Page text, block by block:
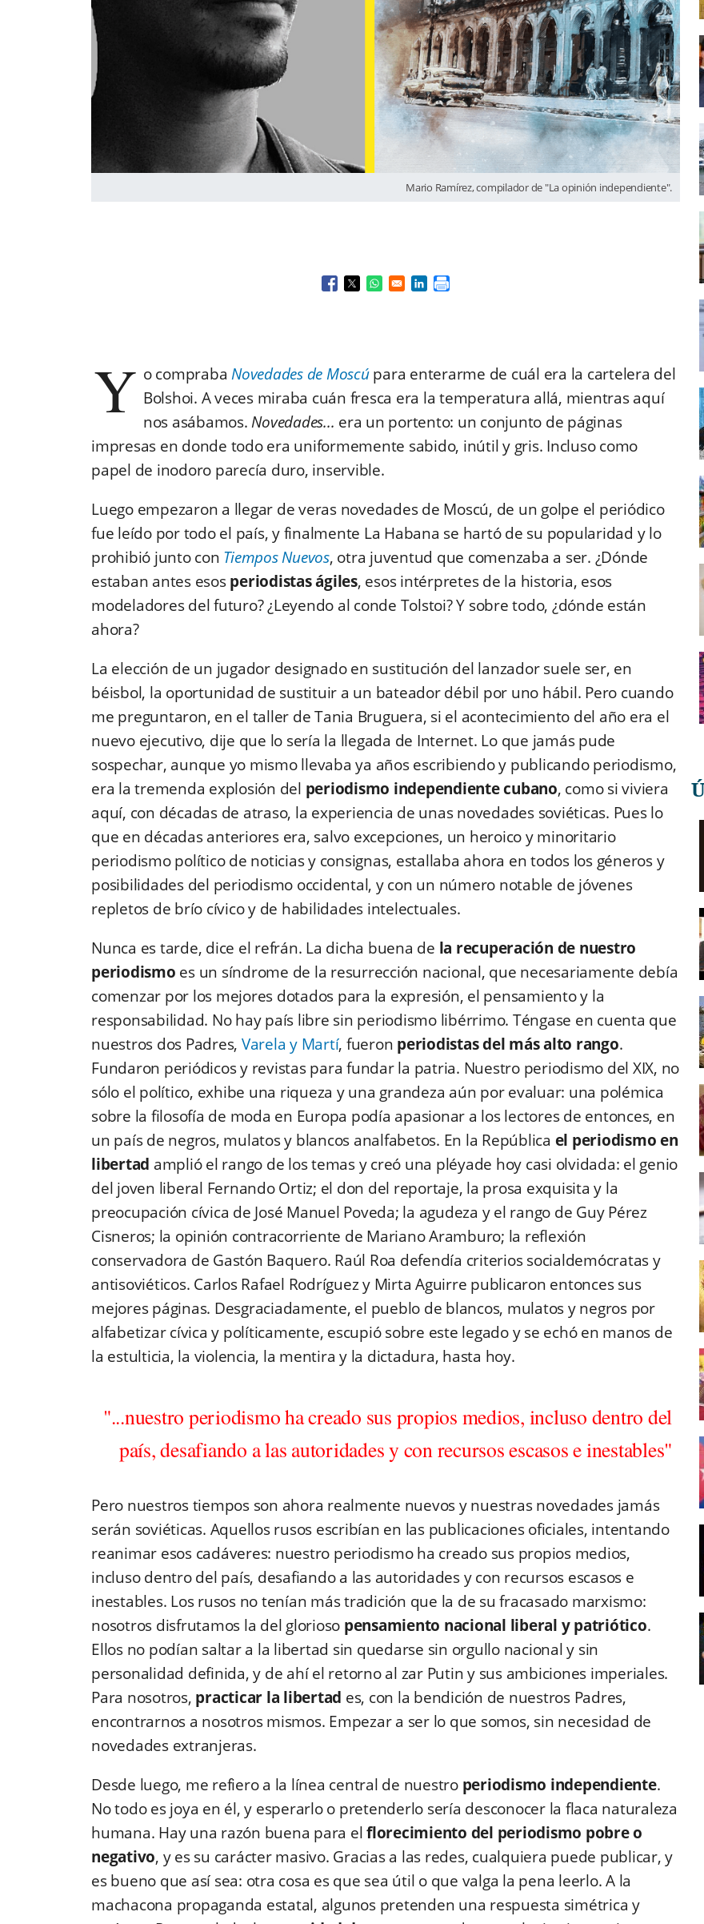
Mario Ramírez, compilador de "La opinión independiente".
Opens in a new window
Opens in a new window
Opens in a new window
Opens in a new window
Y o compraba Novedades de Moscú para enterarme de cuál era la cartelera del
Bolshoi. A veces miraba cuán fresca era la temperatura allá, mientras aquí
nos asábamos.Novedades... era un portento: un conjunto de páginas
impresas en donde todo era uniformemente sabido, inútil y gris. Incluso como
papel de inodoro parecía duro, inservible.
Luego empezaron a llegar de veras novedades de Moscú, de un golpe el periódico
fue leído por todo el país, y finalmente La Habana se hartó de su popularidad y lo
prohibió junto con Tiempos Nuevos, otra juventud que comenzaba a ser. ¿Dónde
estaban antes esosperiodistas ágiles, esos intérpretes de la historia, esos
modeladores del futuro? ¿Leyendo al conde Tolstoi? Y sobre todo, ¿dónde están
ahora?
La elección de un jugador designado en sustitución del lanzador suele ser, en
béisbol, la oportunidad de sustituir a un bateador débil por uno hábil. Pero cuando
me preguntaron, en el taller de Tania Bruguera, si el acontecimiento del año era el
nuevo ejecutivo, dije que lo sería la llegada de Internet. Lo que jamás pude
sospechar, aunque yo mismo llevaba ya años escribiendo y publicando periodismo,
era la tremenda explosión del periodismo independiente cubano, como si viviera
aquí, con décadas de atraso, la experiencia de unas novedades soviéticas. Pues lo
que en décadas anteriores era, salvo excepciones, un heroico y minoritario
periodismo político de noticias y consignas, estallaba ahora en todos los géneros y
posibilidades del periodismo occidental, y con un número notable de jóvenes
repletos de brío cívico y de habilidades intelectuales.
Nunca es tarde, dice el refrán. La dicha buena de la recuperación de nuestro
periodismo es un síndrome de la resurrección nacional, que necesariamente debía
comenzar por los mejores dotados para la expresión, el pensamiento y la
responsabilidad. No hay país libre sin periodismo libérrimo. Téngase en cuenta que
nuestros dos Padres, Varela y Martí, fueron periodistas del más alto rango.
Fundaron periódicos y revistas para fundar la patria. Nuestro periodismo del XIX, no
sólo el político, exhibe una riqueza y una grandeza aún por evaluar: una polémica
sobre la filosofía de moda en Europa podía apasionar a los lectores de entonces, en
un país de negros, mulatos y blancos analfabetos. En la República el periodismo en
libertad amplió el rango de los temas y creó una pléyade hoy casi olvidada: el genio
del joven liberal Fernando Ortiz; el don del reportaje, la prosa exquisita y la
preocupación cívica de José Manuel Poveda; la agudeza y el rango de Guy Pérez
Cisneros; la opinión contracorriente de Mariano Aramburo; la reflexión
conservadora de Gastón Baquero. Raúl Roa defendía criterios socialdemócratas y
antisoviéticos. Carlos Rafael Rodríguez y Mirta Aguirre publicaron entonces sus
mejores páginas. Desgraciadamente, el pueblo de blancos, mulatos y negros por
alfabetizar cívica y políticamente, escupió sobre este legado y se echó en manos de
la estulticia, la violencia, la mentira y la dictadura, hasta hoy.
"...nuestro periodismo ha creado sus propios medios, incluso dentro del
país, desafiando a las autoridades y con recursos escasos e inestables"
Pero nuestros tiempos son ahora realmente nuevos y nuestras novedades jamás
serán soviéticas. Aquellos rusos escribían en las publicaciones oficiales, intentando
reanimar esos cadáveres: nuestro periodismo ha creado sus propios medios,
incluso dentro del país, desafiando a las autoridades y con recursos escasos e
inestables. Los rusos no tenían más tradición que la de su fracasado marxismo:
nosotros disfrutamos la del glorioso pensamiento nacional liberal y patriótico.
Ellos no podían saltar a la libertad sin quedarse sin orgullo nacional y sin
personalidad definida, y de ahí el retorno al zar Putin y sus ambiciones imperiales.
Para nosotros, practicar la libertad es, con la bendición de nuestros Padres,
encontrarnos a nosotros mismos. Empezar a ser lo que somos, sin necesidad de
novedades extranjeras.
Desde luego, me refiero a la línea central de nuestro periodismo independiente.
No todo es joya en él, y esperarlo o pretenderlo sería desconocer la flaca naturaleza
humana. Hay una razón buena para elflorecimiento del periodismo pobre o
negativo, y es su carácter masivo. Gracias a las redes, cualquiera puede publicar, y
es bueno que así sea: otra cosa es que sea útil o que valga la pena leerlo. A la
machacona propaganda estatal, algunos pretenden una respuesta simétrica y